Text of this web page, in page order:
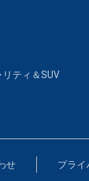
ティ＆SUV
せ プライ